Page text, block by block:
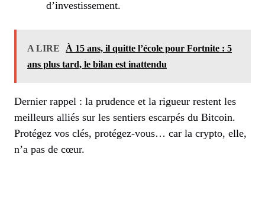
d’investissement.
A LIRE
À 15 ans, il quitte l’école pour Fortnite : 5
ans plus tard, le bilan est inattendu
Dernier rappel : la prudence et la rigueur restent les
meilleurs alliés sur les sentiers escarpés du Bitcoin.
Protégez vos clés, protégez-vous… car la crypto, elle,
n’a pas de cœur.